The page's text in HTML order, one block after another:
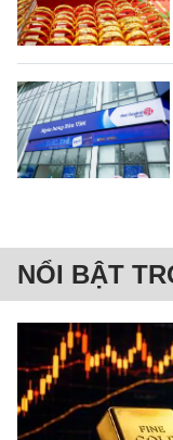
NỔI BẬT